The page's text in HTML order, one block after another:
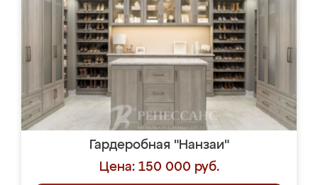
Гардеробная "Нанзаи"
Цена: 150 000 руб.